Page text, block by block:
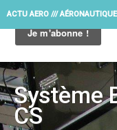
ACTU AERO ///
Système
CS